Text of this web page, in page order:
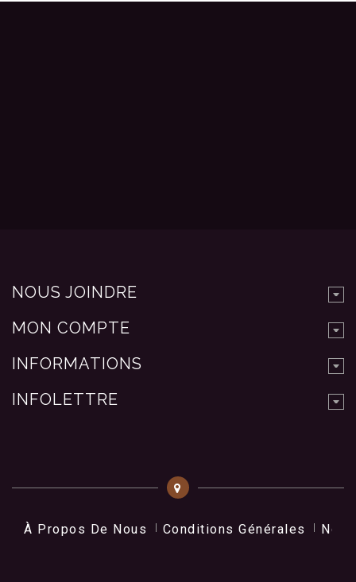
NOUS JOINDRE
MON COMPTE
INFORMATIONS
INFOLETTRE
À Propos De Nous Conditions Générales Nos